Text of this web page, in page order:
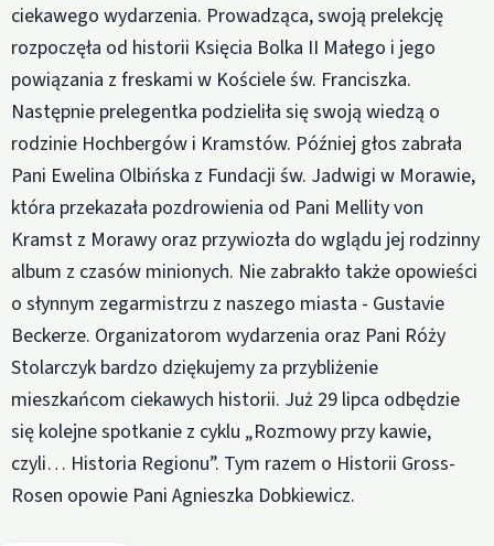
ciekawego wydarzenia. Prowadząca, swoją prelekcję
rozpoczęła od historii Księcia Bolka II Małego i jego
powiązania z freskami w Kościele św. Franciszka.
Następnie prelegentka podzieliła się swoją wiedzą o
rodzinie Hochbergów i Kramstów. Później głos zabrała
Pani Ewelina Olbińska z Fundacji św. Jadwigi w Morawie,
która przekazała pozdrowienia od Pani Mellity von
Kramst z Morawy oraz przywiozła do wglądu jej rodzinny
album z czasów minionych. Nie zabrakło także opowieści
o słynnym zegarmistrzu z naszego miasta - Gustavie
Beckerze. Organizatorom wydarzenia oraz Pani Róży
Stolarczyk bardzo dziękujemy za przybliżenie
mieszkańcom ciekawych historii. Już 29 lipca odbędzie
się kolejne spotkanie z cyklu „Rozmowy przy kawie,
czyli… Historia Regionu”. Tym razem o Historii Gross-
Rosen opowie Pani Agnieszka Dobkiewicz.